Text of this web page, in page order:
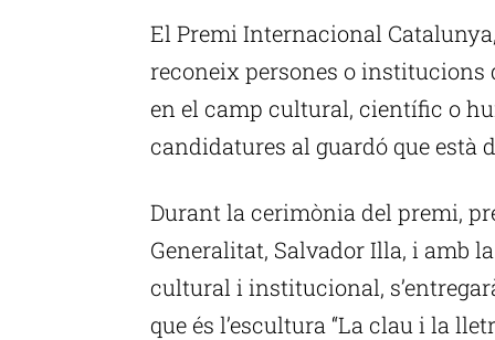
El Premi Internacional
reconeix persones o
en el camp cultural, científic o
candidatures al guardó que està
Durant la cerimònia del premi,
Generalitat, Salvador Illa, i amb
cultural i institucional,
que és l’escultura “La clau i la